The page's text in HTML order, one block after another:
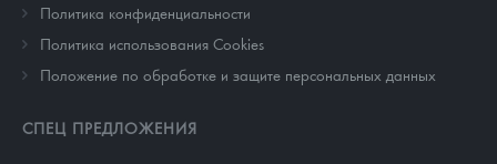
Политика конфиденциальности
Политика использования Cookies
Положение по обработке и защите персональных данных
СПЕЦ ПРЕДЛОЖЕНИЯ